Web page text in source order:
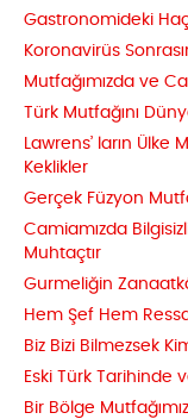
Gastronomideki
Koronavirüs
Mutfağımızda ve
Türk Mutfağını
Lawrens’ ların Ülke
Keklikler
Gerçek Füzyon
Camiamızda
Muhtaçtır
Gurmeliğin
Hem Şef Hem
Biz Bizi Bilmezsek
Eski Türk Tarihinde
Bir Bölge